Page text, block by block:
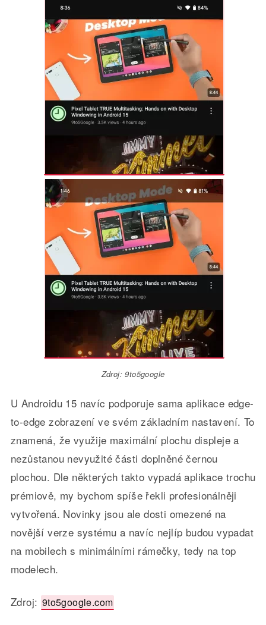
Zdroj: 9to5google
U Androidu 15 navíc podporuje sama aplikace edge-
to-edge zobrazení ve svém základním nastavení. To
znamená, že využije maximální plochu displeje a
nezůstanou nevyužité části doplněné černou
plochou. Dle některých takto vypadá aplikace trochu
prémiově, my bychom spíše řekli profesionálněji
vytvořená. Novinky jsou ale dosti omezené na
novější verze systému a navíc nejlíp budou vypadat
na mobilech s minimálními rámečky, tedy na top
modelech.
Zdroj: 9to5google.com